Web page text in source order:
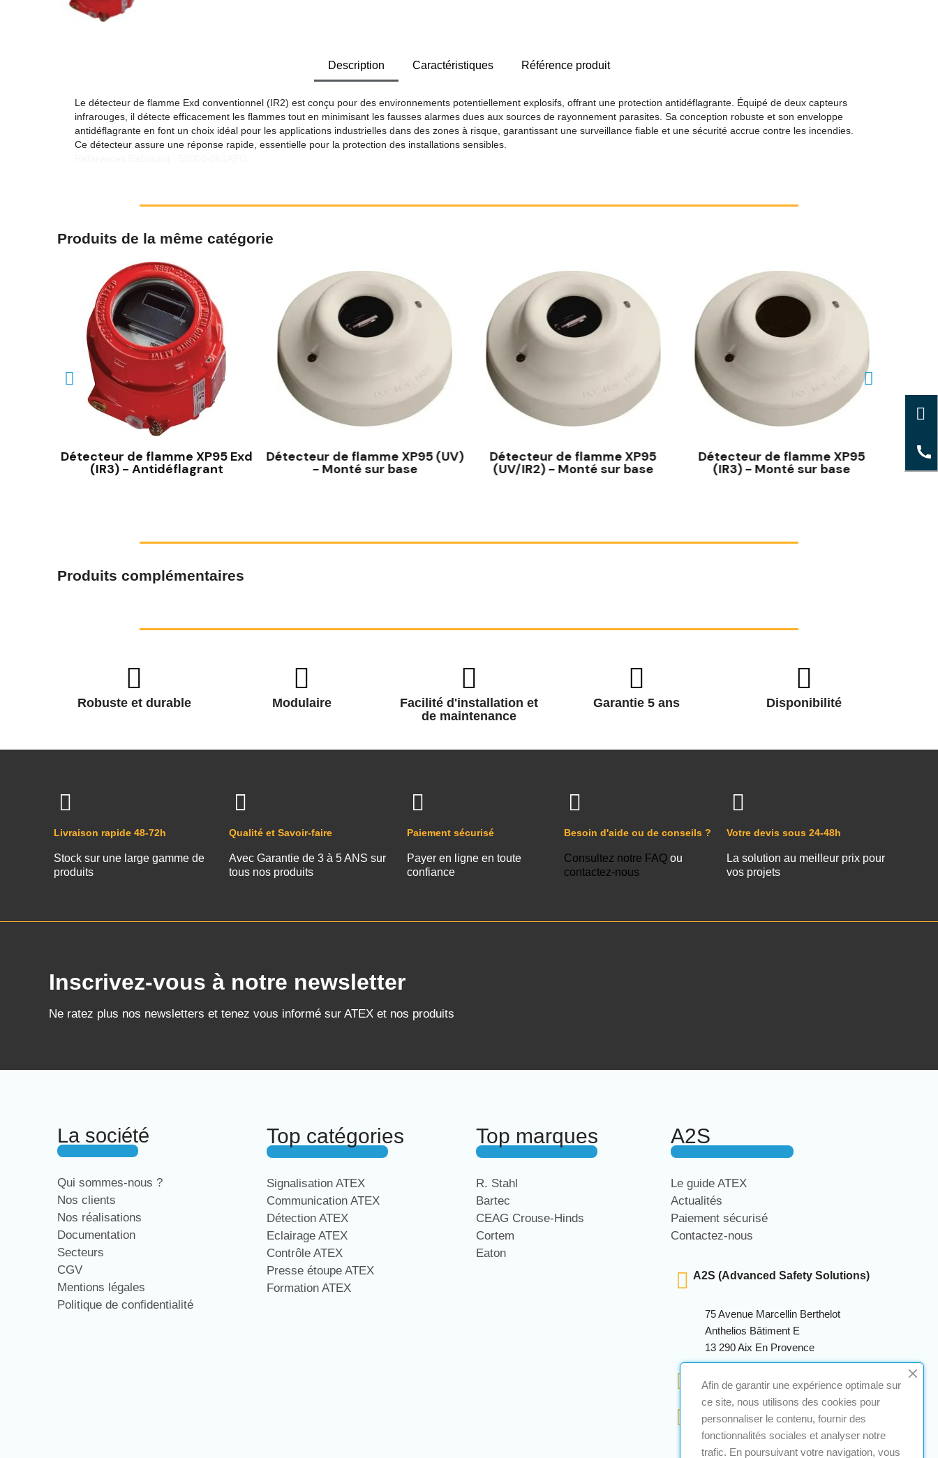
Description Caractéristiques Référence produit
Le détecteur de flamme Exd conventionnel (IR2) est conçu pour des environnements potentiellement explosifs, offrant une protection antidéflagrante. Équipé de deux capteurs
infrarouges, il détecte efficacement les flammes tout en minimisant les fausses alarmes dues aux sources de rayonnement parasites. Sa conception robuste et son enveloppe
antidéflagrante en font un choix idéal pour les applications industrielles dans des zones à risque, garantissant une surveillance fiable et une sécurité accrue contre les incendies.
Ce détecteur assure une réponse rapide, essentielle pour la protection des installations sensibles.
Produits de la même catégorie
Détecteur de flamme XP95 Exd
(IR3) - Antidéflagrant
Détecteur de flamme XP95 (UV)
- Monté sur base
Détecteur de flamme XP95
(UV/IR2) - Monté sur base
Détecteur de flamme XP95
(IR3) - Monté sur base
Produits complémentaires
Robuste et durable Modulaire
Facilité d'installation et
de maintenance
Garantie 5 ans Disponibilité
Livraison rapide 48-72h
Stock sur une large gamme de
produits
Qualité et Savoir-faire
Avec Garantie de 3 à 5 ANS sur
tous nos produits
Paiement sécurisé
Payer en ligne en toute
confiance
Besoin d'aide ou de conseils ?
Consultez notre FAQou
contactez-nous
Votre devis sous 24-48h
La solution au meilleur prix pour
vos projets
Inscrivez-vous à notre newsletter
Ne ratez plus nos newsletters et tenez vous informé sur ATEX et nos produits
La société
Qui sommes-nous ?
Nos clients
Nos réalisations
Documentation
Secteurs
CGV
Mentions légales
Politique de confidentialité
Top catégories
Signalisation ATEX
Communication ATEX
Détection ATEX
Eclairage ATEX
Contrôle ATEX
Presse étoupe ATEX
Formation ATEX
Top marques
R. Stahl
Bartec
CEAG Crouse-Hinds
Cortem
Eaton
A2S
Le guide ATEX
Actualités
Paiement sécurisé
Contactez-nous
A2S (Advanced Safety Solutions)
75 Avenue Marcellin Berthelot
Anthelios Bâtiment E
13 290 Aix En Provence
Afin de garantir une expérience optimale sur
ce site, nous utilisons des cookies pour
personnaliser le contenu, fournir des
fonctionnalités sociales et analyser notre
trafic. En poursuivant votre navigation, vous